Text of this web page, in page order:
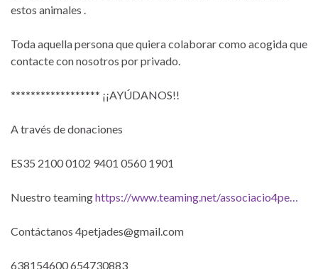
estos animales .
Toda aquella persona que quiera colaborar como acogida que
contacte con nosotros por privado.
****************** ¡¡AYÚDANOS!!
A través de donaciones
ES35 2100 0102 9401 0560 1901
Nuestro teaminghttps://www.teaming.net/associacio4pe…
Contáctanos 4petjades@gmail.com
638154600 654730883